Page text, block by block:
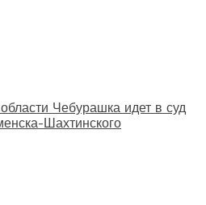
Чебурашка идет в суд
Шахтинского